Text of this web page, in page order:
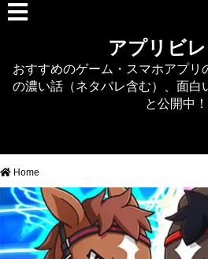
デタリキZ
アナザーエデン
RTS/MOBA
アクション
シミュレーション
アプリビ
おすすめのゲーム・スマホアプリ
の濃い話（ネタバレ含む）、面白
と公開中！
Home